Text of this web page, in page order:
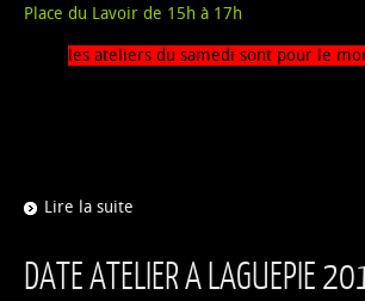
Place du Lavoir de 15h à 17h
les ateliers du samedi sont pour le
Lire la suite
DATE ATELIER A LAGUEPIE